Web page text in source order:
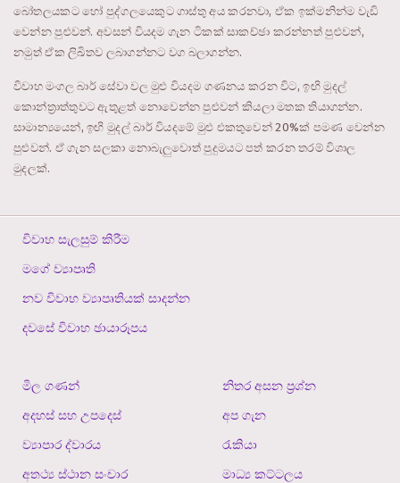
බෝතලයකට හෝ පුද්ගලයෙකුට ගාස්තු අය කරනවා, ඒක ඉක්මනින්ම වැඩි
වෙන්න පුළුවන්. අවසන් වියදම ගැන ටිකක් සාකච්ඡා කරන්නත් පුළුවන්,
නමුත් ඒක ලිඛිතව ලබාගන්නට වග බලාගන්න.
විවාහ මංගල බාර් සේවා වල මුළු වියදම ගණනය කරන විට, ඉඟි මුදල්
කොන්ත්‍රාත්තුවට ඇතුළත් නොවෙන්න පුළුවන් කියලා මතක තියාගන්න.
සාමාන්‍යයෙන්, ඉඟි මුදල් බාර් වියදමේ මුළු එකතුවෙන් 20%ක් පමණ වෙන්න
පුළුවන්. ඒ ගැන සලකා නොබැලුවොත් පුදුමයට පත් කරන තරම් විශාල
මුදලක්.
විවාහ සැලසුම් කිරීම
මගේ ව්‍යාපෘති
නව විවාහ ව්‍යාපෘතියක් සාදන්න
දවසේ විවාහ ඡායාරූපය
මිල ගණන්
අදහස් සහ උපදෙස්
ව්‍යාපාර ද්වාරය
අතථ්‍ය ස්ථාන සංචාර
නිතර අසන ප්‍රශ්න
අප ගැන
රැකියා
මාධ්‍ය කට්ටලය